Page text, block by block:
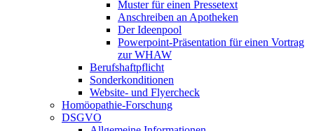
Muster für einen Pressetext
Anschreiben an Apotheken
Der Ideenpool
Powerpoint-Präsentation für einen Vortrag
zur WHAW
Berufshaftpflicht
Sonderkonditionen
Website- und Flyercheck
Homöopathie-Forschung
DSGVO